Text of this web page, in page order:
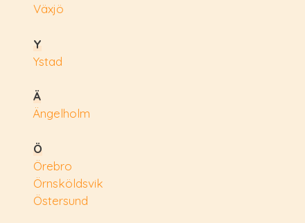
Växjö
Y
Ystad
Ä
Ängelholm
Ö
Örebro
Örnsköldsvik
Östersund